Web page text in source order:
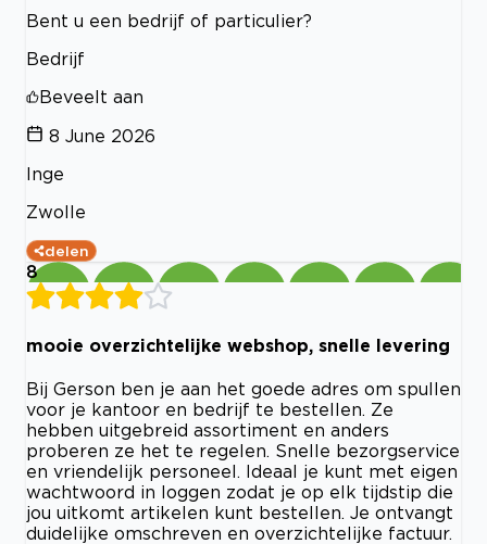
Bent u een bedrijf of particulier?
Bedrijf
Beveelt aan
8 June 2026
Inge
Zwolle
delen
8
mooie overzichtelijke webshop, snelle levering
Bij Gerson ben je aan het goede adres om spullen
voor je kantoor en bedrijf te bestellen. Ze
hebben uitgebreid assortiment en anders
proberen ze het te regelen. Snelle bezorgservice
en vriendelijk personeel. Ideaal je kunt met eigen
wachtwoord in loggen zodat je op elk tijdstip die
jou uitkomt artikelen kunt bestellen. Je ontvangt
duidelijke omschreven en overzichtelijke factuur.